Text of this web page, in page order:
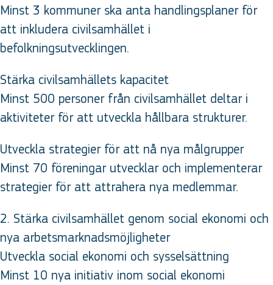
Minst 3 kommuner ska anta handlingsplaner för
att inkludera civilsamhället i
befolkningsutvecklingen.
Stärka civilsamhällets kapacitet
Minst 500 personer från civilsamhället deltar i
aktiviteter för att utveckla hållbara strukturer.
Utveckla strategier för att nå nya målgrupper
Minst 70 föreningar utvecklar och implementerar
strategier för att attrahera nya medlemmar.
2. Stärka civilsamhället genom social ekonomi och
nya arbetsmarknadsmöjligheter
Utveckla social ekonomi och sysselsättning
Minst 10 nya initiativ inom social ekonomi